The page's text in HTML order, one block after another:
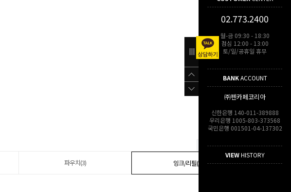
02.773.2400
월-금 09:30 - 18:30
점심 12:00 - 13:00
토/일/공휴일 휴무
BANKACCOUNT
㈜펜카페코리아
신한은행 140-011-389888
우리은행 1005-803-373568
국민은행 001501-04-137302
VIEWHISTORY
파우치(3) 잉크/리필(5)